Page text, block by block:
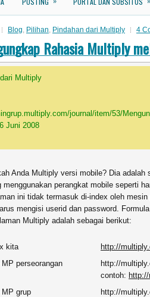
Blog, Pilihan, Pindahan dari Multiply 4
Rahasia Multiply
Multiply
journal/item/53/
6 Juni 2008
Anda Multiply versi mobile? Dia
menggunakan perangkat mobile seperti
ini tidak termasuk di-index oleh
mengisi userid dan password.
Multiply adalah sebagai berikut:
kita
http://
MP perseorangan
http://
contoh:
MP grup
http://